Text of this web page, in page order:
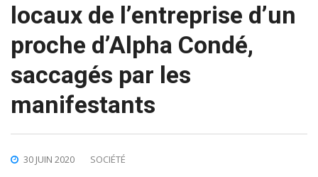
locaux de l’entreprise d’un
proche d’Alpha Condé,
saccagés par les
manifestants
30 JUIN 2020
SOCIÉTÉ